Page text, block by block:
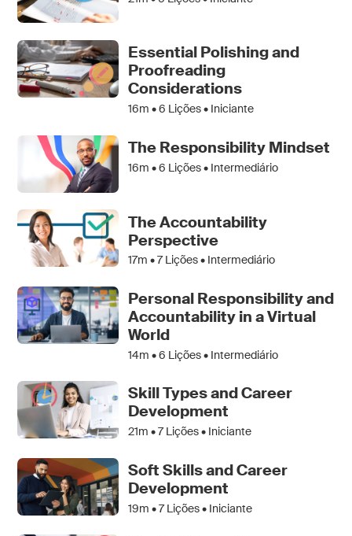
Essential Polishing and
Proofreading
Considerations
16m •6 Lições • Iniciante
The Responsibility Mindset
16m •6 Lições • Intermediário
The Accountability
Perspective
17m •7Lições • Intermediário
Personal Responsibility and
Accountability in a Virtual
World
14m •6 Lições • Intermediário
Skill Types and Career
Development
21m •7Lições • Iniciante
Soft Skills and Career
Development
19m •7Lições • Iniciante